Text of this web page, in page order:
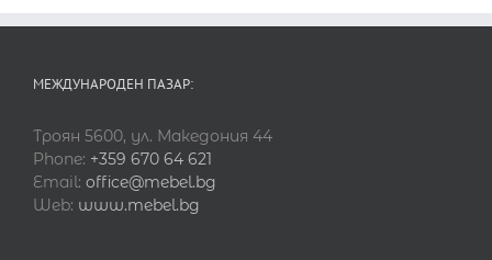
МЕЖДУНАРОДЕН ПАЗАР:
Троян 5600, ул. Македония 44
Phone: +359 670 64 621
Email: office@mebel.bg
Web: www.mebel.bg